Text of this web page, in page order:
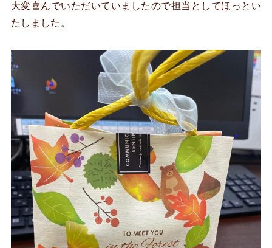
大変喜んでいただいていましたので担当としてほっとい
たしました。